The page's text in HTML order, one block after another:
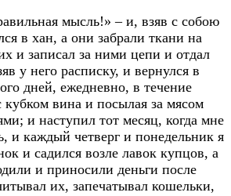
мысль!» – и, взяв с собою
в хан, а они забрали ткани на
и записал за ними цепи и отдал
у него расписку, и вернулся в
дней, ежедневно, в течение
кубком вина и посылая за мясом
и наступил тот месяц, когда мне
и каждый четверг и понедельник я
и садился возле лавок купцов, а
и приносили деньги после
их, запечатывал кошельки,